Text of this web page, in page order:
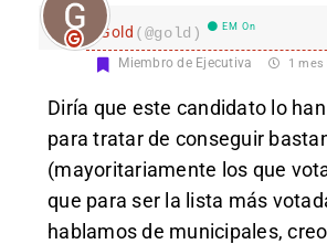
Gold (@gold) EM On
Miembro de Ejecutiva 1 mes
Diría que este candidato lo
para tratar de conseguir
(mayoritariamente los que
que para ser la lista más
hablamos de municipales,